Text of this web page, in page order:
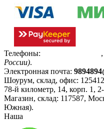
Телефоны: ,
России).
Электронная почта:
Шоурум, склад, офис: 125412
78-й километр, 14, корп. 1,
Магазин, склад: 117587,
Южная).
Наша